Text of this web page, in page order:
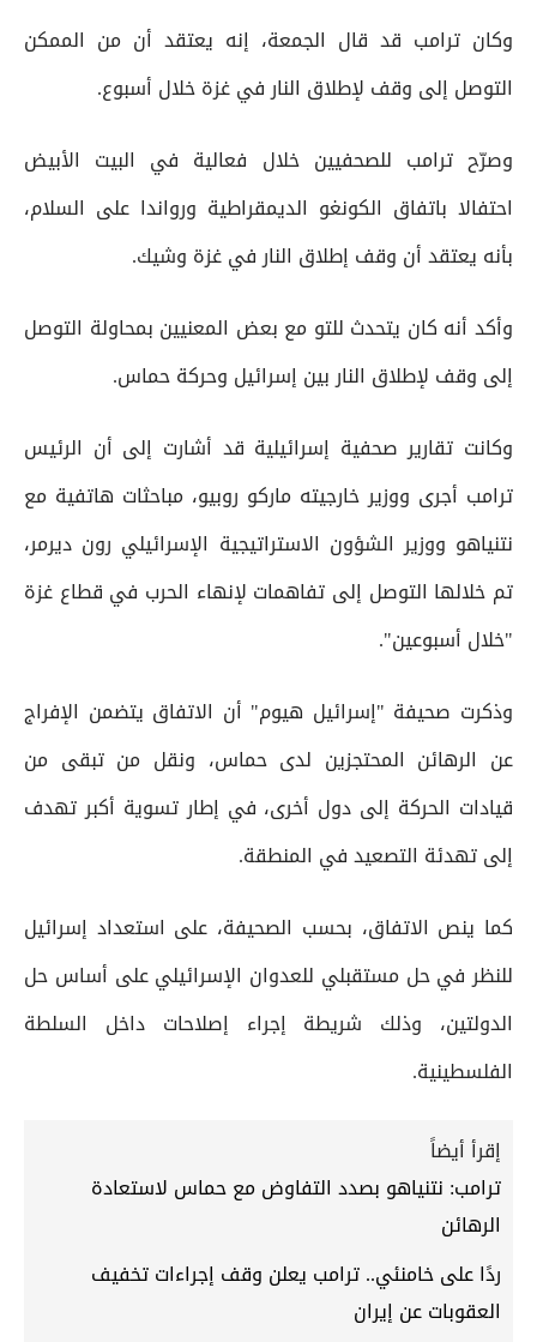
وكان ترامب قد قال الجمعة، إنه يعتقد أن من الممكن
التوصل إلى وقف لإطلاق النار في غزة خلال أسبوع.
وصرّح ترامب للصحفيين خلال فعالية في البيت الأبيض
احتفالا باتفاق الكونغو الديمقراطية ورواندا على السلام،
بأنه يعتقد أن وقف إطلاق النار في غزة وشيك.
وأكد أنه كان يتحدث للتو مع بعض المعنيين بمحاولة التوصل
إلى وقف لإطلاق النار بين إسرائيل وحركة حماس.
وكانت تقارير صحفية إسرائيلية قد أشارت إلى أن الرئيس
ترامب أجرى ووزير خارجيته ماركو روبيو، مباحثات هاتفية مع
نتنياهو ووزير الشؤون الاستراتيجية الإسرائيلي رون ديرمر،
تم خلالها التوصل إلى تفاهمات لإنهاء الحرب في قطاع غزة
"خلال أسبوعين".
وذكرت صحيفة "إسرائيل هيوم" أن الاتفاق يتضمن الإفراج
عن الرهائن المحتجزين لدى حماس، ونقل من تبقى من
قيادات الحركة إلى دول أخرى، في إطار تسوية أكبر تهدف
إلى تهدئة التصعيد في المنطقة.
كما ينص الاتفاق، بحسب الصحيفة، على استعداد إسرائيل
للنظر في حل مستقبلي للعدوان الإسرائيلي على أساس حل
الدولتين، وذلك شريطة إجراء إصلاحات داخل السلطة
الفلسطينية.
إقرأ أيضاً
ترامب: نتنياهو بصدد التفاوض مع حماس لاستعادة
الرهائن
ردًا على خامنئي.. ترامب يعلن وقف إجراءات تخفيف
العقوبات عن إيران